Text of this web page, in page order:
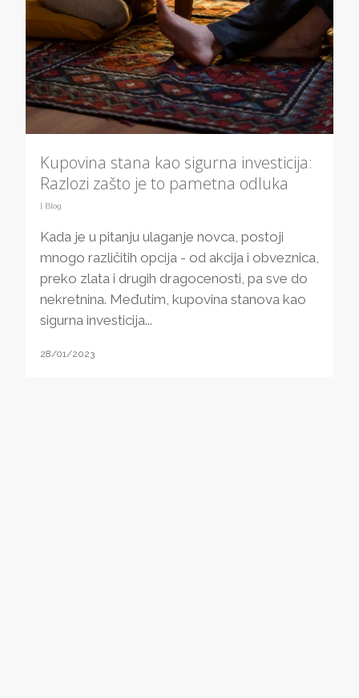
Kupovina stana kao sigurna investicija:
Razlozi zašto je to pametna odluka
| Blog
Kada je u pitanju ulaganje novca, postoji
mnogo različitih opcija - od akcija i obveznica,
preko zlata i drugih dragocenosti, pa sve do
nekretnina. Međutim, kupovina stanova kao
sigurna investicija...
28/01/2023